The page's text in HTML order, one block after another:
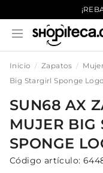
Inicio Zapatos Mujer
Big Stargirl Sponge Logo
SUN68 AX
MUJER BIG
SPONGE
Código artículo: